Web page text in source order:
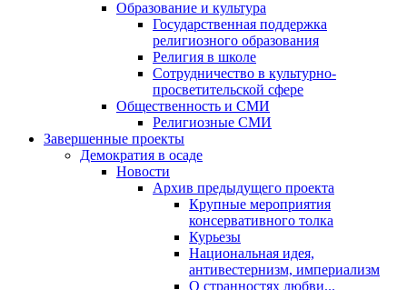
Образование и культура
Государственная поддержка
религиозного образования
Религия в школе
Сотрудничество в культурно-
просветительской сфере
Общественность и СМИ
Религиозные СМИ
Завершенные проекты
Демократия в осаде
Новости
Архив предыдущего проекта
Крупные мероприятия
консервативного толка
Курьезы
Национальная идея,
антивестернизм, империализм
О странностях любви...